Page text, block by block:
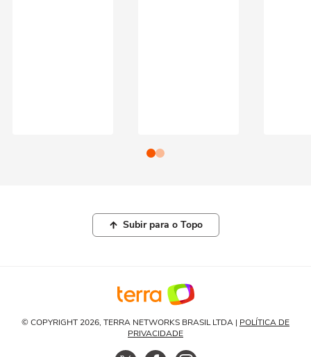
Subir para o Topo
© COPYRIGHT 2026, TERRA NETWORKS BRASIL LTDA | POLÍTICA DE
PRIVACIDADE